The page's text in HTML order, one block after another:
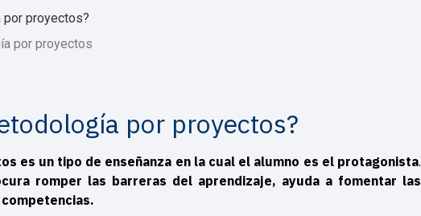
por proyectos?
por proyectos
por proyectos?
es un tipo de enseñanza en la cual el alumno es el protagonista.
romper las barreras del aprendizaje, ayuda a fomentar las